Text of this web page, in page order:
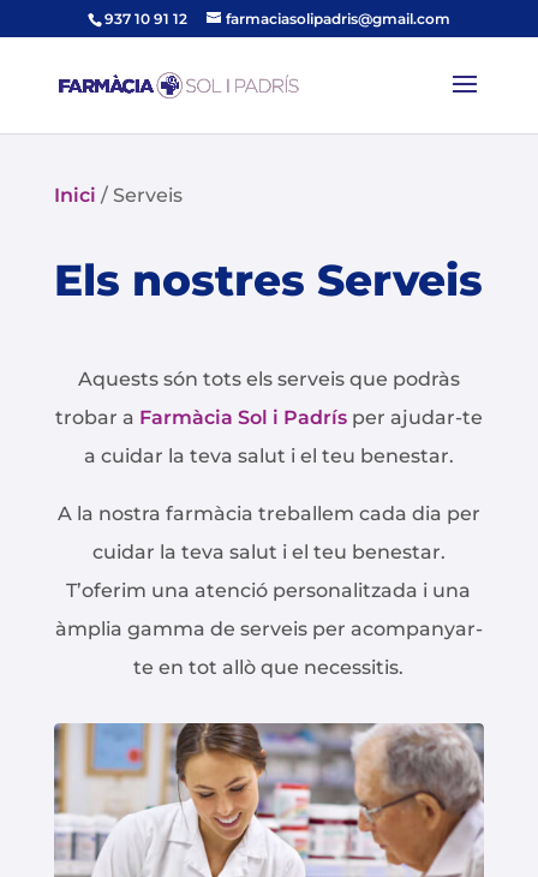
937 10 91 12 farmaciasolipadris@gmail.com
Inici / Serveis
Els nostres Serveis
Aquests són tots els serveis que podràs
trobar a Farmàcia Sol i Padrísper ajudar-te
a cuidar la teva salut i el teu benestar.
A la nostra farmàcia treballem cada dia per
cuidar la teva salut i el teu benestar.
T’oferim una atenció personalitzada i una
àmplia gamma de serveis per acompanyar-
te en tot allò que necessitis.